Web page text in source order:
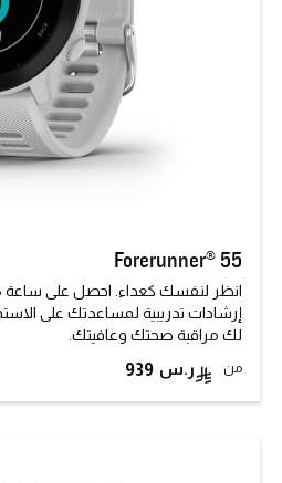
Forerunner® 55
إرشادات تدريبية لمساعدتك على
لك مراقبة صحتك وعافيتك.
من 939